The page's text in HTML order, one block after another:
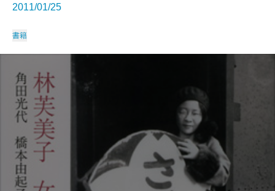
2011/01/25
書籍